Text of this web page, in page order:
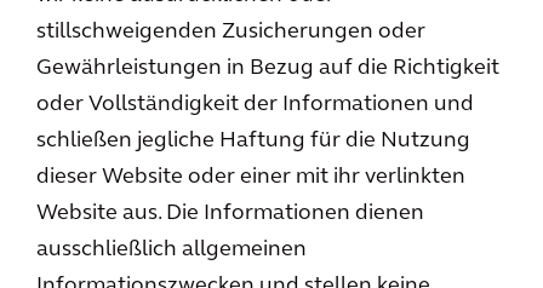
stillschweigenden Zusicherungen oder
Gewährleistungen in Bezug auf die Richtigkeit
oder Vollständigkeit der Informationen und
schließen jegliche Haftung für die Nutzung
dieser Website oder einer mit ihr verlinkten
Website aus. Die Informationen dienen
ausschließlich allgemeinen